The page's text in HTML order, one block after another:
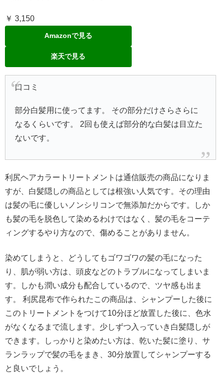
￥ 3,150
Amazonで見る
楽天で見る
口コミ
部分白髪用に使ってます。 その部分だけさらさらに
なるくらいです。 2回も使えば部分的な白髪は目立た
ないです。
利尻ヘアカラートリートメントは通信販売の商品になりま
すが、白髪隠しの商品としては根強い人気です。その理由
は髪の毛に優しいノンシリコンで無添加だからです。しか
も髪の毛を脱色して染めるわけではなく、髪の毛をコーテ
ィングするやり方なので、傷めることがありません。
染めてしまうと、どうしてもゴワゴワの髪の毛になった
り、肌が弱い方は、頭皮などのトラブルになってしまいま
す。しかも潤い成分も配合しているので、ツヤ感も出ま
す。 利尻昆布で作られたこの商品は、シャンプーした後に
このトリートメントをつけて10分ほど放置した後に、色水
がなくなるまで流します。少しずつ入っていき白髪隠しが
できます。しっかりと染めたい方は、乾いた髪に塗り、サ
ランラップで髪の毛をまき、30分放置してシャンプーする
と良いでしょう。